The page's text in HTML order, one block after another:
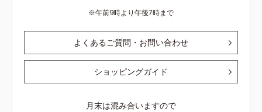
午前9時より午後7時まで
よくあるご質問・お問い合わせ
ショッピングガイド
月末は混み合いますので